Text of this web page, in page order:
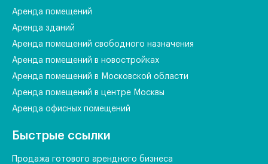
Аренда помещений
Аренда зданий
Аренда помещений свободного назначения
Аренда помещений в новостройках
Аренда помещений в Московской области
Аренда помещений в центре Москвы
Аренда офисных помещений
Быстрые ссылки
Продажа готового арендного бизнеса